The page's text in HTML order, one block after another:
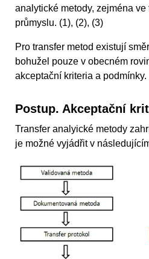
analytické metody, zejména
průmyslu. (1), (2), (3)
Pro transfer metod existují
bohužel pouze v obecném
akceptační kriteria a podmínky.
Postup. Akceptační
Transfer analyické metody
je možné vyjádřit v